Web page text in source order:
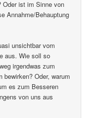
Oder ist im Sinne von
Annahme/Behauptung
unsichtbar vom
aus. Wie soll so
irgendwas zum
bewirken? Oder, warum
es zum Besseren
von uns aus